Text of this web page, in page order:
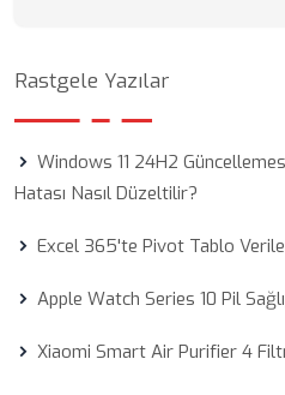
Rastgele Yazılar
Windows 11 24H2
Hatası Nasıl Düzeltilir?
Excel 365'te Pivot Tablo
Apple Watch Series 10 Pil
Xiaomi Smart Air Purifier 4